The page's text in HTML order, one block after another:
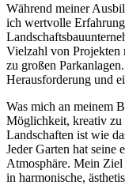
Während meiner
ich wertvolle
Vielzahl von Projekten
zu großen
Herausforderung und
Was mich an meinem
Möglichkeit, kreativ zu
Landschaften ist wie
Jeder Garten hat seine
Atmosphäre. Mein Ziel
in harmonische,